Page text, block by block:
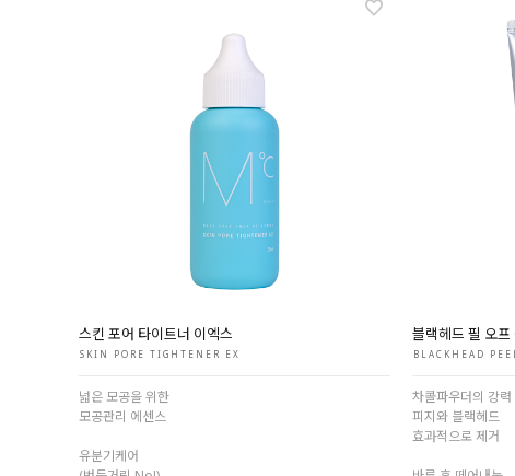
스킨 포어 타이트너 이엑스
SKIN PORE TIGHTENER EX
넓은 모공을 위한
모공관리 에센스
유분기케어
블랙헤드 필 오프
BLACKHEAD
차콜파우더의 강력
피지와 블랙헤드
효과적으로 제거